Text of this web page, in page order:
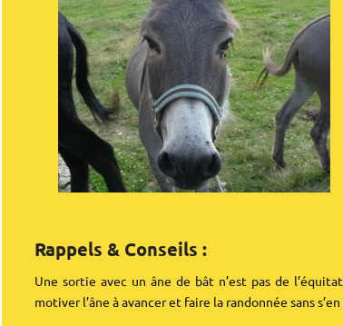
Rappels & Conseils :
Une sortie avec un âne de bât n’est pas de
motiver l’âne à avancer et faire la randonnée sans